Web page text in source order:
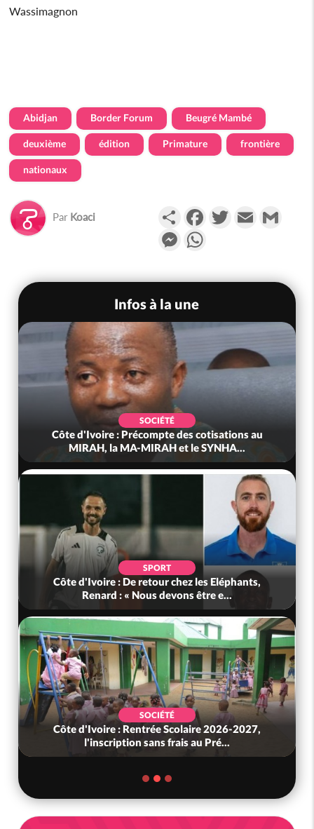
Wassimagnon
Abidjan Border Forum Beugré Mambé
deuxième édition Primature frontière
nationaux
Par Koaci PartagerFacebookTwitterEmail
Messenger
Infos à la une
SOCIÉTÉ
Côte d'Ivoire : Précompte des cotisations au
MIRAH, la MA-MIRAH et le SYNHA...
SPORT
Côte d'Ivoire : De retour chez les Eléphants,
Renard : « Nous devons être e...
SOCIÉTÉ
Côte d'Ivoire : Rentrée Scolaire 2026-2027,
l'inscription sans frais au Pré...